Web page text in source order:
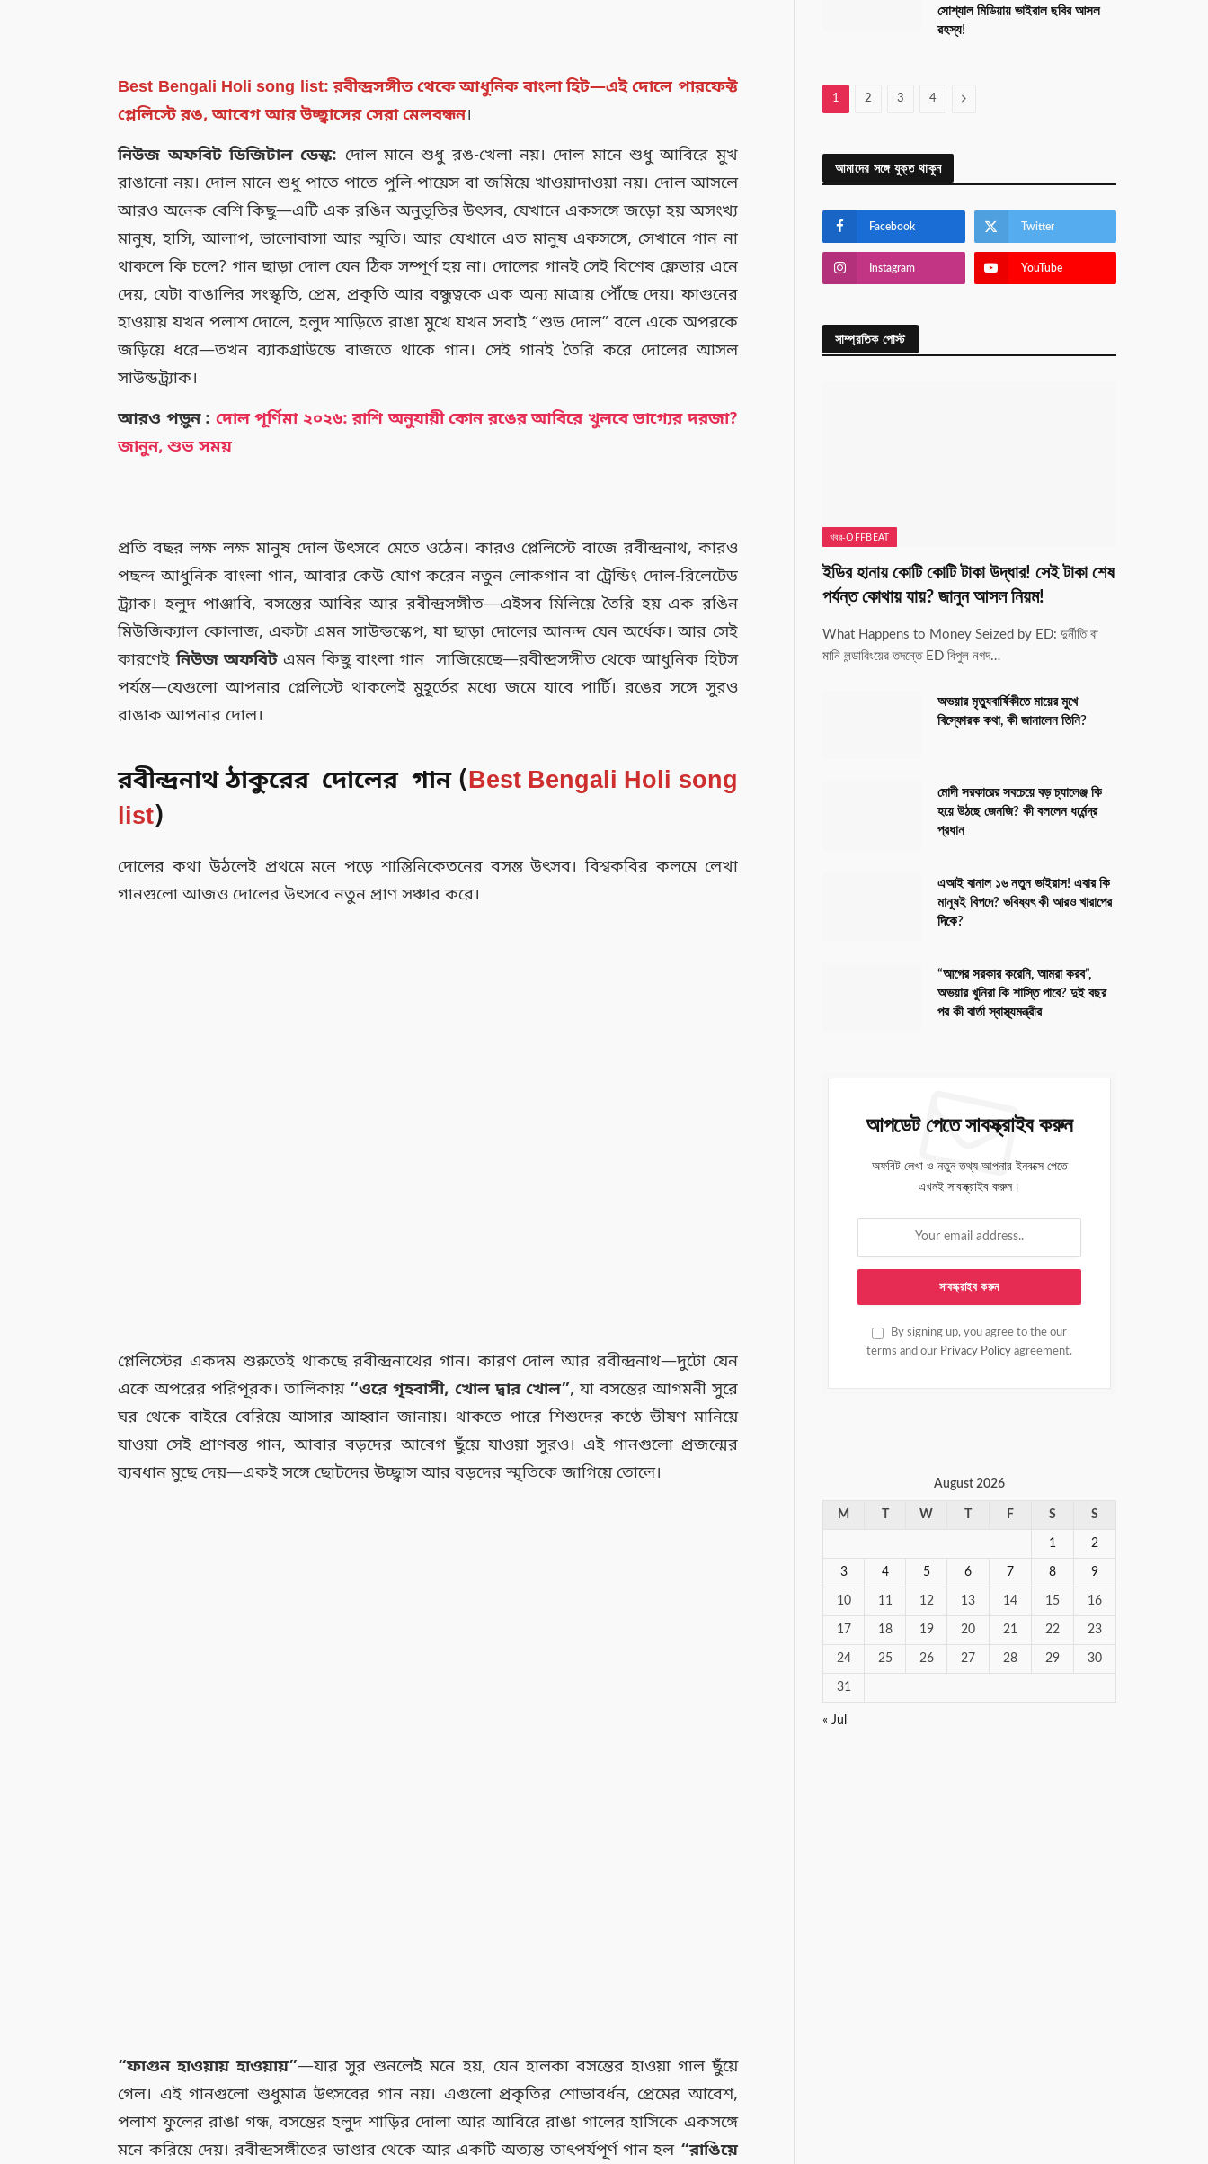
Best Bengali Holi song list: রবীন্দ্রসঙ্গীত থেকে আধুনিক বাংলা হিট—এই দোলে পারফেক্ট
প্লেলিস্টে রঙ, আবেগ আর উচ্ছ্বাসের সেরা মেলবন্ধন।
নিউজ অফবিট ডিজিটাল ডেস্ক: দোল মানে শুধু রঙ-খেলা নয়। দোল মানে শুধু আবিরে মুখ
রাঙানো নয়। দোল মানে শুধু পাতে পাতে পুলি-পায়েস বা জমিয়ে খাওয়াদাওয়া নয়। দোল আসলে
আরও অনেক বেশি কিছু—এটি এক রঙিন অনুভূতির উৎসব, যেখানে একসঙ্গে জড়ো হয় অসংখ্য
মানুষ, হাসি, আলাপ, ভালোবাসা আর স্মৃতি। আর যেখানে এত মানুষ একসঙ্গে, সেখানে গান না
থাকলে কি চলে? গান ছাড়া দোল যেন ঠিক সম্পূর্ণ হয় না। দোলের গানই সেই বিশেষ ফ্লেভার এনে
দেয়, যেটা বাঙালির সংস্কৃতি, প্রেম, প্রকৃতি আর বন্ধুত্বকে এক অন্য মাত্রায় পৌঁছে দেয়। ফাগুনের
হাওয়ায় যখন পলাশ দোলে, হলুদ শাড়িতে রাঙা মুখে যখন সবাই “শুভ দোল” বলে একে অপরকে
জড়িয়ে ধরে—তখন ব্যাকগ্রাউন্ডে বাজতে থাকে গান। সেই গানই তৈরি করে দোলের আসল
সাউন্ডট্র্যাক।
আরও পড়ুন : দোল পূর্ণিমা ২০২৬: রাশি অনুযায়ী কোন রঙের আবিরে খুলবে ভাগ্যের দরজা?
জানুন, শুভ সময়
প্রতি বছর লক্ষ লক্ষ মানুষ দোল উৎসবে মেতে ওঠেন। কারও প্লেলিস্টে বাজে রবীন্দ্রনাথ, কারও
পছন্দ আধুনিক বাংলা গান, আবার কেউ যোগ করেন নতুন লোকগান বা ট্রেন্ডিং দোল-রিলেটেড
ট্র্যাক। হলুদ পাঞ্জাবি, বসন্তের আবির আর রবীন্দ্রসঙ্গীত—এইসব মিলিয়ে তৈরি হয় এক রঙিন
মিউজিক্যাল কোলাজ, একটা এমন সাউন্ডস্কেপ, যা ছাড়া দোলের আনন্দ যেন অর্ধেক। আর সেই
কারণেইনিউজ অফবিট এমন কিছু বাংলা গান সাজিয়েছে—রবীন্দ্রসঙ্গীত থেকে আধুনিক হিটস
পর্যন্ত—যেগুলো আপনার প্লেলিস্টে থাকলেই মুহূর্তের মধ্যে জমে যাবে পার্টি। রঙের সঙ্গে সুরও
রাঙাক আপনার দোল।
রবীন্দ্রনাথ ঠাকুরের দোলের গান (Best Bengali Holi song
list)
দোলের কথা উঠলেই প্রথমে মনে পড়ে শান্তিনিকেতনের বসন্ত উৎসব। বিশ্বকবির কলমে লেখা
গানগুলো আজও দোলের উৎসবে নতুন প্রাণ সঞ্চার করে।
প্লেলিস্টের একদম শুরুতেই থাকছে রবীন্দ্রনাথের গান। কারণ দোল আর রবীন্দ্রনাথ—দুটো যেন
একে অপরের পরিপূরক। তালিকায় “ওরে গৃহবাসী, খোল দ্বার খোল”, যা বসন্তের আগমনী সুরে
ঘর থেকে বাইরে বেরিয়ে আসার আহ্বান জানায়। থাকতে পারে শিশুদের কণ্ঠে ভীষণ মানিয়ে
যাওয়া সেই প্রাণবন্ত গান, আবার বড়দের আবেগ ছুঁয়ে যাওয়া সুরও। এই গানগুলো প্রজন্মের
ব্যবধান মুছে দেয়—একই সঙ্গে ছোটদের উচ্ছ্বাস আর বড়দের স্মৃতিকে জাগিয়ে তোলে।
“ফাগুন হাওয়ায় হাওয়ায়”—যার সুর শুনলেই মনে হয়, যেন হালকা বসন্তের হাওয়া গাল ছুঁয়ে
গেল। এই গানগুলো শুধুমাত্র উৎসবের গান নয়। এগুলো প্রকৃতির শোভাবর্ধন, প্রেমের আবেশ,
পলাশ ফুলের রাঙা গন্ধ, বসন্তের হলুদ শাড়ির দোলা আর আবিরে রাঙা গালের হাসিকে একসঙ্গে
মনে করিয়ে দেয়। রবীন্দ্রসঙ্গীতের ভাণ্ডার থেকে আর একটি অত্যন্ত তাৎপর্যপূর্ণ গান হল “রাঙিয়ে
সোশ্যাল মিডিয়ায় ভাইরাল ছবির আসল
রহস্য!
1 2 3 4 Next
আমাদের সঙ্গে যুক্ত থাকুন
Facebook Twitter
Instagram YouTube
সাম্প্রতিক পোস্ট
খবর-OFFBEAT
ইডির হানায় কোটি কোটি টাকা উদ্ধার! সেই টাকা শেষ
পর্যন্ত কোথায় যায়? জানুন আসল নিয়ম!
What Happens to Money Seized by ED: দুর্নীতি বা
মানি লন্ডারিংয়ের তদন্তে ED বিপুল নগদ…
অভয়ার মৃত্যুবার্ষিকীতে মায়ের মুখে
বিস্ফোরক কথা, কী জানালেন তিনি?
মোদী সরকারের সবচেয়ে বড় চ্যালেঞ্জ কি
হয়ে উঠছে জেনজি? কী বললেন ধর্মেন্দ্র
প্রধান
এআই বানাল ১৬ নতুন ভাইরাস! এবার কি
মানুষই বিপদে? ভবিষ্যৎ কী আরও খারাপের
দিকে?
“আগের সরকার করেনি, আমরা করব”,
অভয়ার খুনিরা কি শাস্তি পাবে? দুই বছর
পর কী বার্তা স্বাস্থ্যমন্ত্রীর
আপডেট পেতে সাবস্ক্রাইব করুন
অফবিট লেখা ও নতুন তথ্য আপনার ইনবক্সে পেতে
এখনই সাবস্ক্রাইব করুন।
By signing up, you agree to the our
terms and our Privacy Policy agreement.
August 2026
M W F S S
1 2
3 4 5 6 7 8 9
10 11 12 13 14 15 16
17 18 19 20 21 22 23
24 25 26 27 28 29 30
31
« Jul